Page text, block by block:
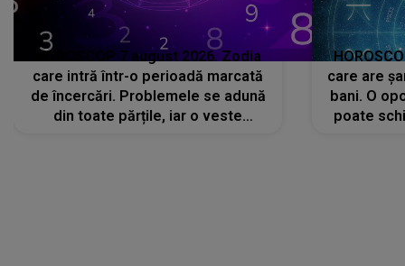
HOROSCOP 7 august 2026. Zodia
care intră într-o perioadă marcată
de încercări. Problemele se adună
din toate părțile, iar o veste
care are
bani. O
poate